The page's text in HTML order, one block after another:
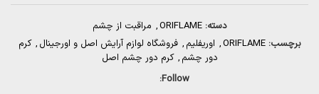
دسته: ORIFLAME
, مراقبت از چشم
برچسب: ORIFLAME
, اوریفلیم , فروشگاه لوازم آرایش اصل و اورجینال , کرم
دور چشم , کرم دور چشم اصل
Follow: